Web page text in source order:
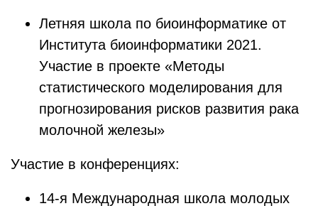
Летняя школа по биоинформатике от
Института биоинформатики 2021.
Участие в проекте «Методы
статистического моделирования для
прогнозирования рисков развития рака
молочной железы»
Участие в конференциях:
14-я Международная школа молодых